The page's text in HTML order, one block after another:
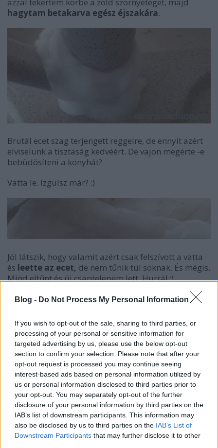
Blog - Do Not Process My Personal Information
If you wish to opt-out of the sale, sharing to third parties, or
processing of your personal or sensitive information for
targeted advertising by us, please use the below opt-out
section to confirm your selection. Please note that after your
opt-out request is processed you may continue seeing
interest-based ads based on personal information utilized by
us or personal information disclosed to third parties prior to
your opt-out. You may separately opt-out of the further
disclosure of your personal information by third parties on the
IAB’s list of downstream participants. This information may
also be disclosed by us to third parties on the IAB’s List of
Downstream Participants that may further disclose it to other
hagytam betakarva egész éjszakára.
Brutál ecet szag terjengett reggelre, de ennyit azért
elviselünk a tisztaság kedvéért. De vajon megérte -e
bebüdösíteni a konyhát?
Vatta le. Izgulsz már? :)
Jól látszik, hogy valamit azért csak felszívott a vatta
és leette az ecet, de nem tűnik túl soknak. És mégis.
Mind eltűnt és új csaptelepem lett. Hurrá! :)
Nemcsak a zöld izé mászott át a vattára, de a vízkő
is teljesen eltűnta csaptelepről, aminek szintén
nagyon örülök, mert egyrészt gyönyörű, másrészt